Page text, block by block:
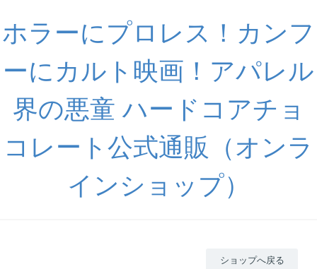
ホラーにプロレス！カンフ
ーにカルト映画！アパレル
界の悪童 ハードコアチョ
コレート公式通販（オンラ
インショップ）
ショップへ戻る